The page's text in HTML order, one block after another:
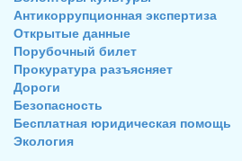
Антикоррупционная экспертиза
Открытые данные
Порубочный билет
Прокуратура разъясняет
Дороги
Безопасность
Бесплатная юридическая помощь
Экология